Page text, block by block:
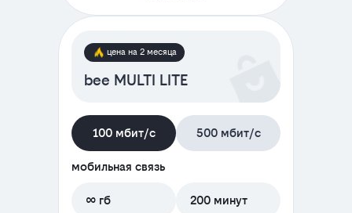
цена на 2 месяца
bee MULTI LITE
100 мбит/с 500 мбит/с
мобильная связь
∞ гб 200 минут